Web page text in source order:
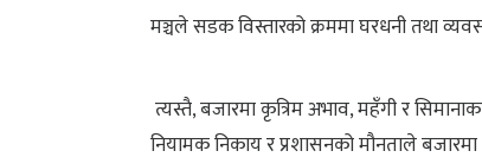
मञ्चले सडक विस्तारको क्रममा घरधनी तथा
त्यस्तै, बजारमा कृत्रिम अभाव, महँगी र
नियामक निकाय र प्रशासनको मौनताले